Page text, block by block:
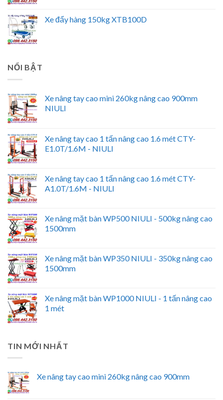
Xe đẩy hàng 150kg XTB100D
NỔI BẬT
Xe nâng tay cao mini 260kg nâng cao 900mm
NIULI
Xe nâng tay cao 1 tấn nâng cao 1.6 mét CTY-
E1.0T/1.6M - NIULI
Xe nâng tay cao 1 tấn nâng cao 1.6 mét CTY-
A1.0T/1.6M - NIULI
Xe nâng mặt bàn WP500 NIULI - 500kg nâng cao
1500mm
Xe nâng mặt bàn WP350 NIULI - 350kg nâng cao
1500mm
Xe nâng mặt bàn WP1000 NIULI - 1 tấn nâng cao
1 mét
TIN MỚI NHẤT
Xe nâng tay cao mini 260kg nâng cao 900mm